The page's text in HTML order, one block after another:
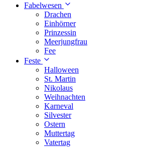
Fabelwesen
Drachen
Einhörner
Prinzessin
Meerjungfrau
Fee
Feste
Halloween
St. Martin
Nikolaus
Weihnachten
Karneval
Silvester
Ostern
Muttertag
Vatertag